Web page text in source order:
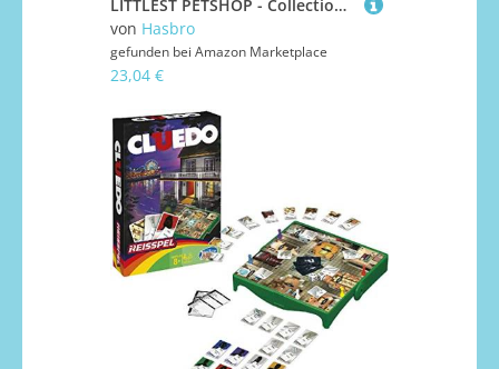
LITTLEST PETSHOP - Collection Galaxie - 2 Minis Petshops N°4
von Hasbro
gefunden bei Amazon Marketplace
23,04 €